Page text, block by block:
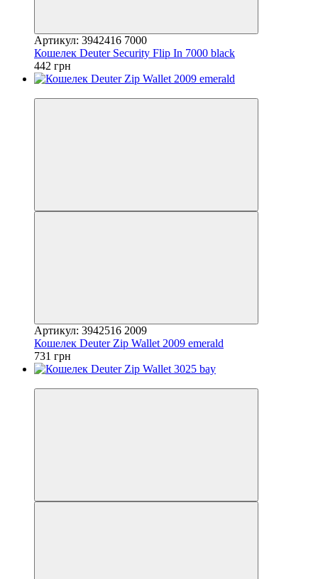
Артикул: 3942416 7000
Кошелек Deuter Security Flip In 7000 black
442 грн
Артикул: 3942516 2009
Кошелек Deuter Zip Wallet 2009 emerald
731 грн